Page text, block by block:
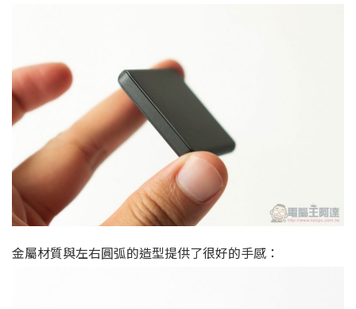
金屬材質與左右圓弧的造型提供了很好的手感：